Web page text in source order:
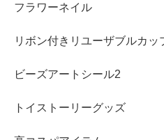
フラワーネイル
リボン付きリユーザブルカッ
ビーズアートシール2
トイストーリーグッズ